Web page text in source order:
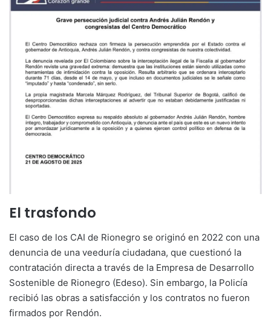
El trasfondo
El caso de los CAI de Rionegro se originó en 2022 con una
denuncia de una veeduría ciudadana, que cuestionó la
contratación directa a través de la Empresa de Desarrollo
Sostenible de Rionegro (Edeso). Sin embargo, la Policía
recibió las obras a satisfacción y los contratos no fueron
firmados por Rendón.